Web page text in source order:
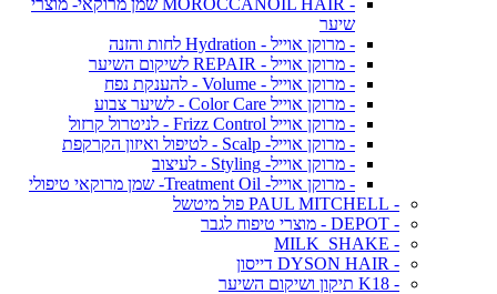
שיער
- מרוקן אוייל - Hydration לחות והזנה
- מרוקן אוייל - REPAIR לשיקום השיער
- מרוקן אוייל - Volume - להענקת נפח
- מרוקן אוייל Color Care - לשיער צבוע
- מרוקן אוייל Frizz Control - לניטרול קרזול
- מרוקן אוייל- Scalp - לטיפול ואיזון הקרקפת
- מרוקן אוייל- Styling - לעיצוב
- מרוקן אוייל- Treatment Oil- שמן מרוקאי טיפולי
- PAUL MITCHELL פול מיטשל
- DEPOT - מוצרי טיפוח לגבר
- MILK_SHAKE
- DYSON HAIR דייסון
- K18 תיקון ושיקום השיער